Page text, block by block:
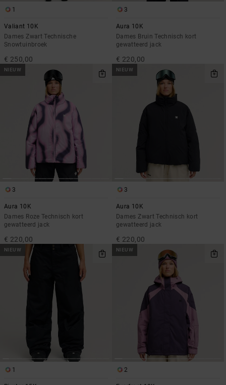
1
Valiant 10K
Dames Zwart Technische
Snowtuinbroek
€ 250,00
3
Aura 10K
Dames Bruin Technisch kort
gewatteerd jack
€ 220,00
NIEUW
3
Aura 10K
Dames Roze Technisch kort
gewatteerd jack
€ 220,00
NIEUW
3
Aura 10K
Dames Zwart Technisch kort
gewatteerd jack
€ 220,00
NIEUW
1
NIEUW
2